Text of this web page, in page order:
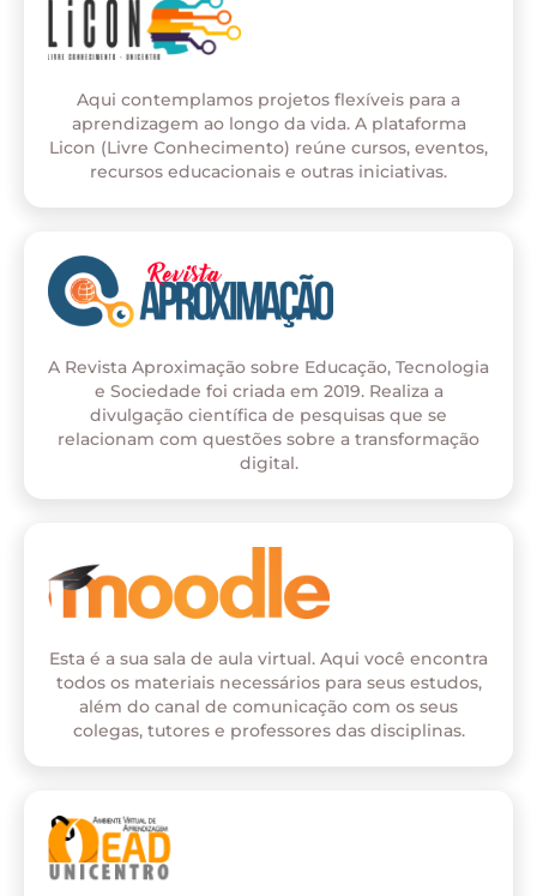
Aqui contemplamos projetos flexíveis para a
aprendizagem ao longo da vida. A plataforma
Licon (Livre Conhecimento) reúne cursos, eventos,
recursos educacionais e outras iniciativas.
A Revista Aproximação sobre Educação, Tecnologia
e Sociedade foi criada em 2019. Realiza a
divulgação científica de pesquisas que se
relacionam com questões sobre a transformação
digital.
Esta é a sua sala de aula virtual. Aqui você encontra
todos os materiais necessários para seus estudos,
além do canal de comunicação com os seus
colegas, tutores e professores das disciplinas.